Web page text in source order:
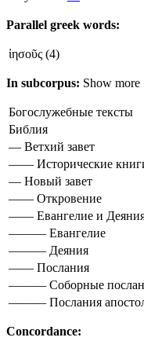
Parallel greek words:
ἰησοῦς (4)
In subcorpus: Show
Богослужебные тексты
Библия
— Ветхий завет
—— Исторические
— Новый завет
—— Откровение
—— Евангелие и
——— Евангелие
——— Деяния
—— Послания
——— Соборные
——— Послания
Concordance: